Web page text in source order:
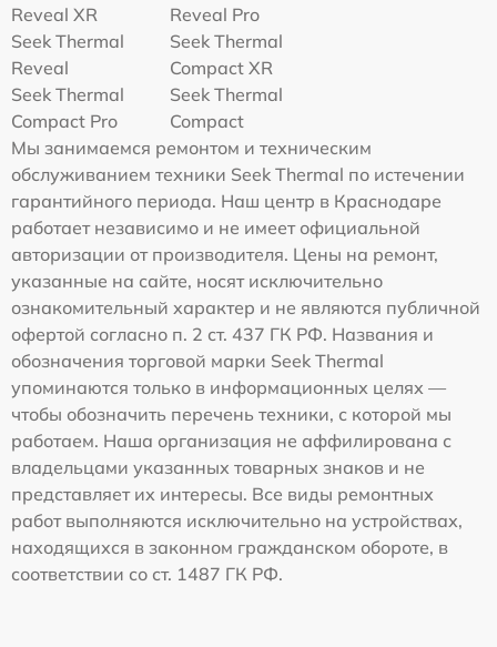
Reveal XR
Reveal Pro
Seek Thermal
Reveal
Seek Thermal
Compact XR
Seek Thermal
Compact Pro
Seek Thermal
Compact
Мы занимаемся ремонтом и техническим
обслуживанием техники Seek Thermal по истечении
гарантийного периода. Наш центр в Краснодаре
работает независимо и не имеет официальной
авторизации от производителя. Цены на ремонт,
указанные на сайте, носят исключительно
ознакомительный характер и не являются публичной
офертой согласно п. 2 ст. 437 ГК РФ. Названия и
обозначения торговой марки Seek Thermal
упоминаются только в информационных целях —
чтобы обозначить перечень техники, с которой мы
работаем. Наша организация не аффилирована с
владельцами указанных товарных знаков и не
представляет их интересы. Все виды ремонтных
работ выполняются исключительно на устройствах,
находящихся в законном гражданском обороте, в
соответствии со ст. 1487 ГК РФ.